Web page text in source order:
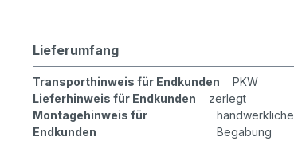
Lieferumfang
Transporthinweis für Endkunden
PKW
Lieferhinweis für Endkunden
zerlegt
Montagehinweis für
Endkunden
handwerkliche
Begabung